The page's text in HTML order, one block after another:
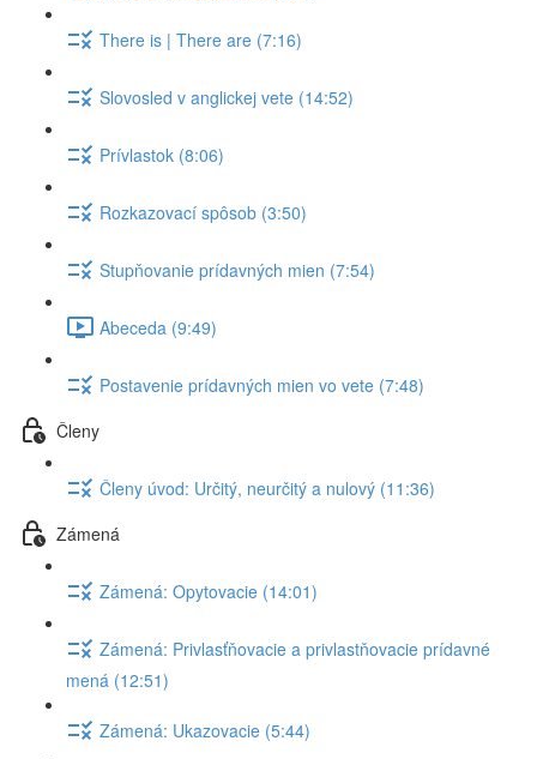
There is | There are (7:16)
Slovosled v anglickej vete (14:52)
Prívlastok (8:06)
Rozkazovací spôsob (3:50)
Stupňovanie prídavných mien (7:54)
Abeceda (9:49)
Postavenie prídavných mien vo vete (7:48)
Členy
Členy úvod: Určitý, neurčitý a nulový (11:36)
Zámená
Zámená: Opytovacie (14:01)
Zámená: Privlasťňovacie a privlastňovacie prídavné
mená (12:51)
Zámená: Ukazovacie (5:44)